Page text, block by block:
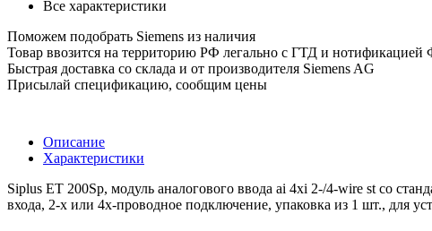
Все характеристики
Поможем подобрать Siemens из наличия
Товар ввозится на территорию РФ легально с ГТД и
Быстрая доставка со склада и от производителя Siemens AG
Присылай спецификацию, сообщим цены
Описание
Характеристики
Siplus ET 200Sp, модуль аналогового ввода ai 4xi 2-/4-wire st со
входа, 2‑х или 4х-проводное подключение, упаковка из 1 шт., для